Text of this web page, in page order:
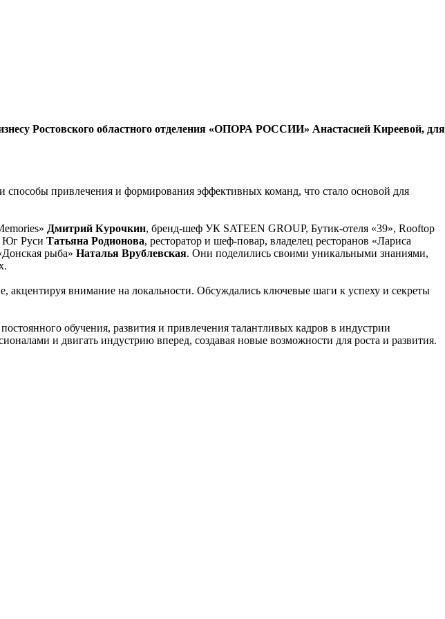
Ростовского областного отделения «ОПОРА РОССИИ» Анастасией Киреевой, для
привлечения и формирования эффективных команд, что стало основой для
Дмитрий Курочкин, бренд-шеф УК SATEEN GROUP, Бутик-отеля «39», Rooftop
Юг Руси Татьяна Родионова, ресторатор и шеф-повар, владелец ресторанов «Лариса
рыба» Наталья Врублевская. Они поделились своими уникальными знаниями,
акцентируя внимание на локальности. Обсуждались ключевые шаги к успеху и секреты
обучения, развития и привлечения талантливых кадров в индустрии
и двигать индустрию вперед, создавая новые возможности для роста и развития.